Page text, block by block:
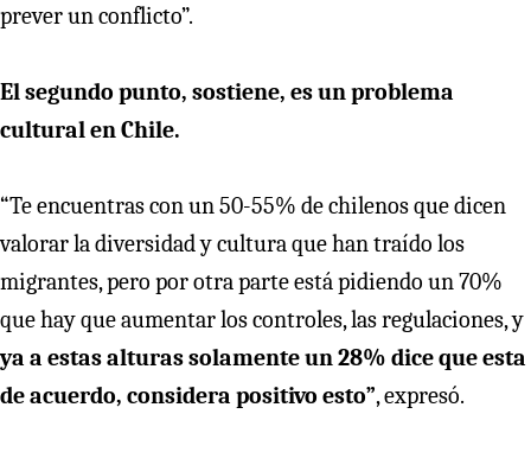
prever un conflicto”.
El segundo punto, sostiene, es un problema
cultural en Chile.
“Te encuentras con un 50-55% de chilenos que dicen
valorar la diversidad y cultura que han traído los
migrantes, pero por otra parte está pidiendo un 70%
que hay que aumentar los controles, las regulaciones, y
ya a estas alturas solamente un 28% dice que esta
de acuerdo, considera positivo esto”, expresó.